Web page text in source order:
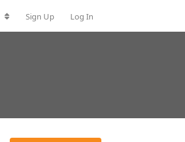
Sign Up Log In